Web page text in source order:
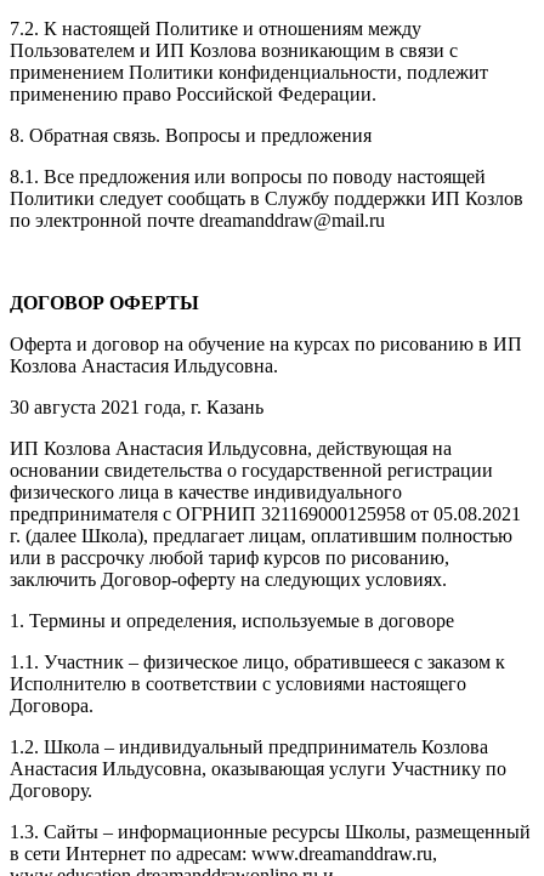
7.2. К настоящей Политике и отношениям между
Пользователем и ИП Козлова возникающим в связи с
применением Политики конфиденциальности, подлежит
применению право Российской Федерации.
8. Обратная связь. Вопросы и предложения
8.1. Все предложения или вопросы по поводу настоящей
Политики следует сообщать в Службу поддержки ИП Козлов
по электронной почте dreamanddraw@mail.ru
ДОГОВОР ОФЕРТЫ
Оферта и договор на обучение на курсах по рисованию в ИП
Козлова Анастасия Ильдусовна.
30 августа 2021 года, г. Казань
ИП Козлова Анастасия Ильдусовна, действующая на
основании свидетельства о государственной регистрации
физического лица в качестве индивидуального
предпринимателя с ОГРНИП 321169000125958 от 05.08.2021
г. (далее Школа), предлагает лицам, оплатившим полностью
или в рассрочку любой тариф курсов по рисованию,
заключить Договор-оферту на следующих условиях.
1. Термины и определения, используемые в договоре
1.1. Участник – физическое лицо, обратившееся с заказом к
Исполнителю в соответствии с условиями настоящего
Договора.
1.2. Школа – индивидуальный предприниматель Козлова
Анастасия Ильдусовна, оказывающая услуги Участнику по
Договору.
1.3. Сайты – информационные ресурсы Школы, размещенный
в сети Интернет по адресам: www.dreamanddraw.ru,